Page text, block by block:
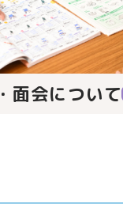
面会について